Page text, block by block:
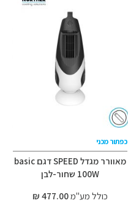
כפתור מכני
מאוורר מגדל SPEED דגם basic
100W שחור-לבן
כולל מע"מ477.00 ₪